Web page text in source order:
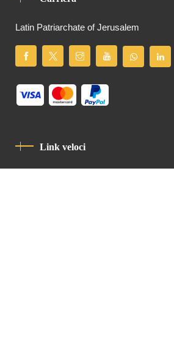
Latin Patriarchate of Jerusalem
Link veloci